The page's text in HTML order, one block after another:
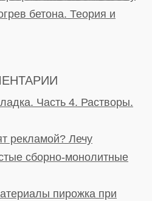
бетона. Теория и
Часть 4. Растворы.
рекламой? Лечу
сборно-монолитные
пирожка при